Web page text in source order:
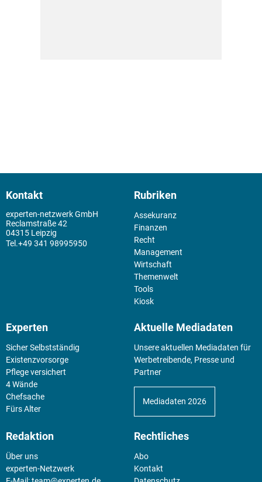
Kontakt
experten-netzwerk GmbH
Reclamstraße 42
04315 Leipzig
+49 341 98995950
Rubriken
Assekuranz
Finanzen
Recht
Management
Wirtschaft
Themenwelt
Tools
Kiosk
Experten
Sicher Selbstständig
Existenz­vorsorge
Pflege versichert
4 Wände
Chefsache
Fürs Alter
Aktuelle Mediadaten
Unsere aktuellen Mediadaten für
Werbetreibende, Presse und
Partner
Mediadaten 2026
Redaktion
Über uns
experten-Netzwerk
Rechtliches
Abo
Kontakt